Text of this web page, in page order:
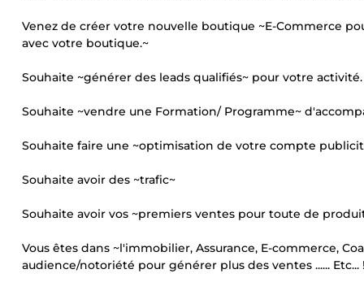
Venez de créer votre nouvelle boutique ~E-Commerce
avec votre boutique.~
Souhaite ~générer des leads qualifiés~ pour votre activité.
Souhaite ~vendre une Formation/ Programme~
Souhaite faire une ~optimisation de votre compte
Souhaite avoir des ~trafic~
Souhaite avoir vos ~premiers ventes pour toute de
Vous êtes dans ~l'immobilier, Assurance, E-commerce,
audience/notoriété pour générer plus des ventes ...... Etc...